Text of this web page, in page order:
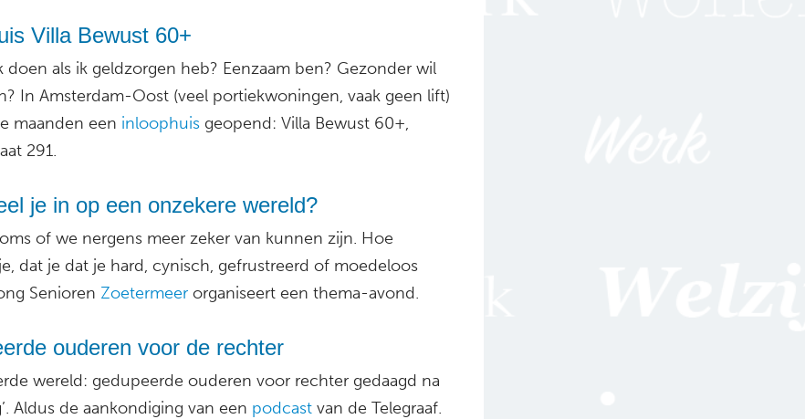
Villa Bewust 60+
doen als ik geldzorgen heb? Eenzaam ben? Gezonder wil
In Amsterdam-Oost (veel portiekwoningen, vaak geen lift)
maanden een inloophuis geopend: Villa Bewust 60+,
291.
je in op een onzekere wereld?
of we nergens meer zeker van kunnen zijn. Hoe
dat je dat je hard, cynisch, gefrustreerd of moedeloos
Senioren Zoetermeer organiseert een thema-avond.
ouderen voor de rechter
wereld: gedupeerde ouderen voor rechter gedaagd na
Aldus de aankondiging van een podcast van de Telegraaf.